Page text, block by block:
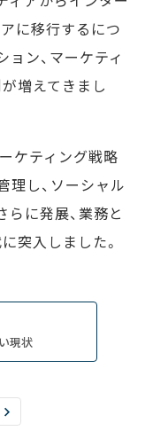
に移行するにつ
ョン、マーケティ
増えてきまし
ケティング戦略
理し、ソーシャル
らに発展、業務と
突入しました。
現状